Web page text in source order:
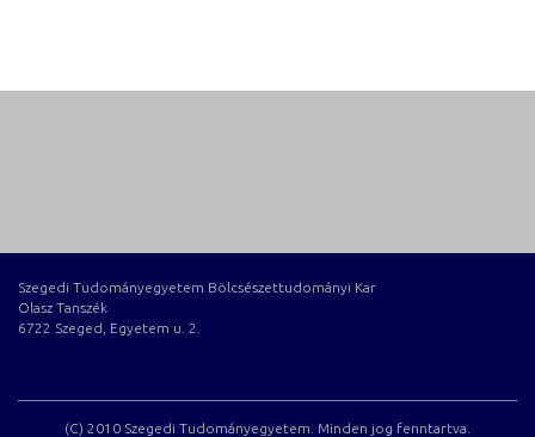
Szegedi Tudományegyetem Bölcsészettudományi Kar
Olasz Tanszék
6722 Szeged, Egyetem u. 2.
(C) 2010 Szegedi Tudományegyetem. Minden jog fenntartva.